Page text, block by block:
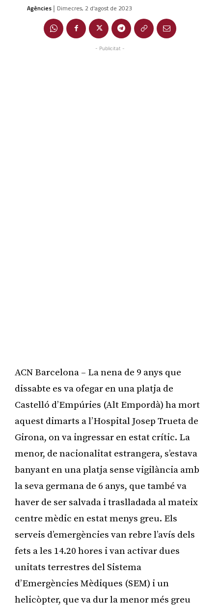
Agències | Dimecres, 2 d'agost de 2023
- Publicitat -
ACN Barcelona – La nena de 9 anys que
dissabte es va ofegar en una platja de
Castelló d’Empúries (Alt Empordà) ha mort
aquest dimarts a l’Hospital Josep Trueta de
Girona, on va ingressar en estat crític. La
menor, de nacionalitat estrangera, s’estava
banyant en una platja sense vigilància amb
la seva germana de 6 anys, que també va
haver de ser salvada i traslladada al mateix
centre mèdic en estat menys greu. Els
serveis d’emergències van rebre l’avís dels
fets a les 14.20 hores i van activar dues
unitats terrestres del Sistema
d’Emergències Mèdiques (SEM) i un
helicòpter, que va dur la menor més greu